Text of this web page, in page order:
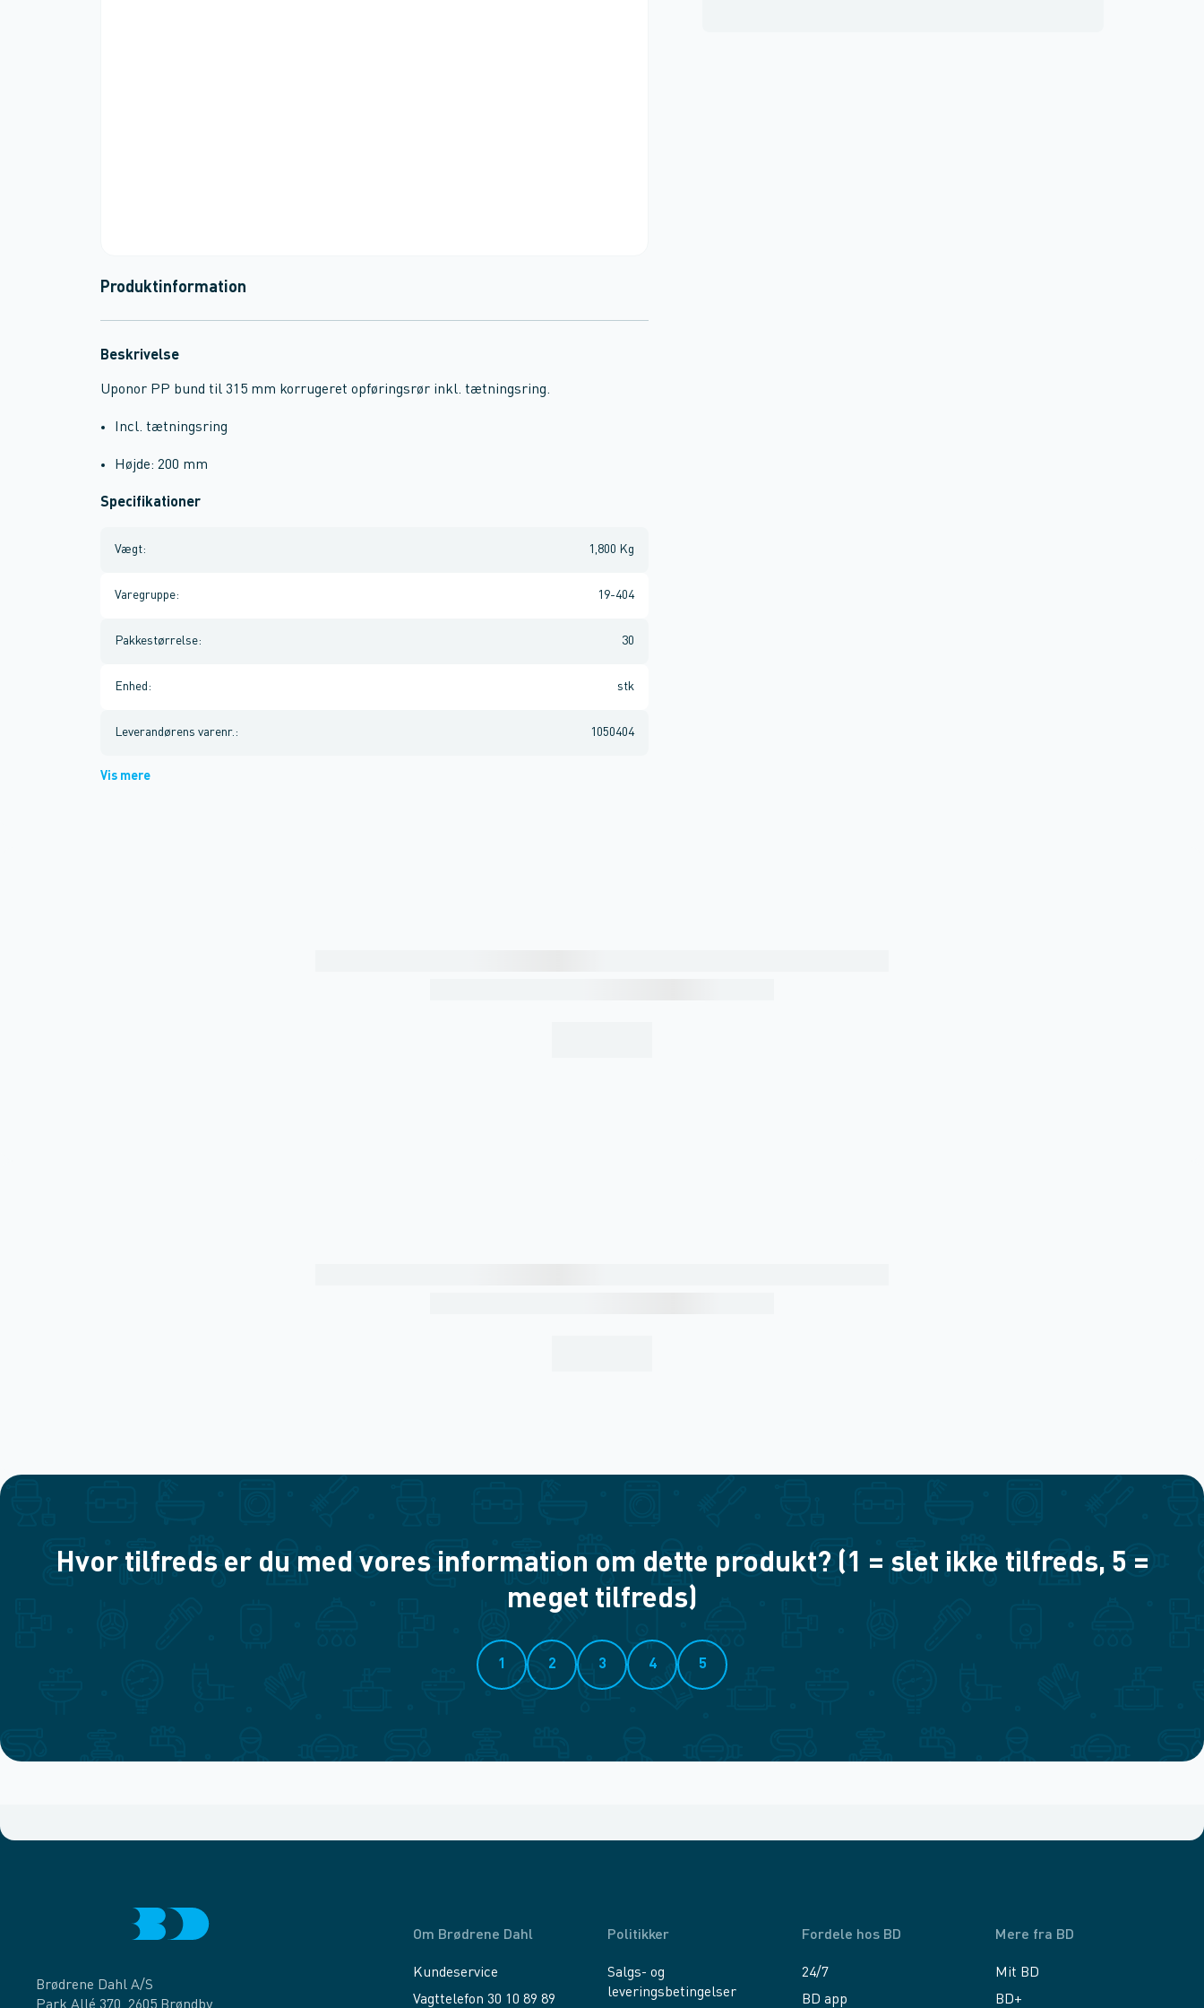
Produktinformation
Beskrivelse
Uponor PP bund til 315 mm korrugeret opføringsrør inkl. tætningsring.
Incl. tætningsring
Højde: 200 mm
Specifikationer
Vægt: 1,800 Kg
Varegruppe: 19-404
Pakkestørrelse: 30
Enhed : stk
Leverandørens varenr. : 1050404
Vis mere
Hvor tilfreds er du med vores information om dette produkt? (1 = slet ikke tilfreds, 5 =
meget tilfreds)
1 2 3 4 5
Brødrene Dahl A/S
Om Brødrene Dahl
Kundeservice
Vagttelefon 30 10 89 89
Politikker
Salgs- og
leveringsbetingelser
Fordele hos BD
24/7
BD app
Mere fra BD
Mit BD
BD+